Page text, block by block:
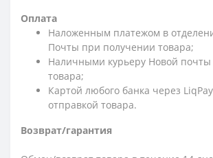
Оплата
Наложенным платежом в
Почты при получении товара;
Наличными курьеру Новой
товара;
Картой любого банка через
отправкой товара.
Возврат/гарантия